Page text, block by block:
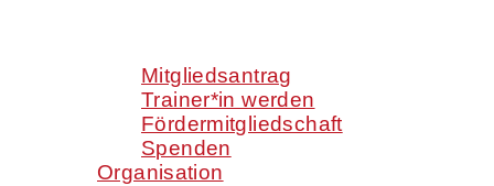
Mitgliedsantrag
Trainer*in werden
Fördermitgliedschaft
Spenden
Organisation